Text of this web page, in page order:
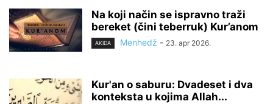
Na koji način se ispravno traži
bereket (čini teberruk) Kur’anom
AKIDA Menhedž - 23. apr 2026.
Kur'an o saburu: Dvadeset i dva
konteksta u kojima Allah...